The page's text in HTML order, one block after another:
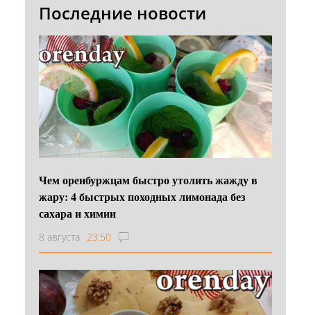
Последние новости
Чем оренбуржцам быстро утолить жажду в
жару: 4 быстрых походных лимонада без
сахара и химии
8 августа 23:50